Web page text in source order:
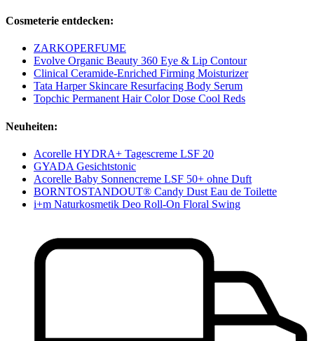
Cosmeterie entdecken:
ZARKOPERFUME
Evolve Organic Beauty 360 Eye & Lip Contour
Clinical Ceramide-Enriched Firming Moisturizer
Tata Harper Skincare Resurfacing Body Serum
Topchic Permanent Hair Color Dose Cool Reds
Neuheiten:
Acorelle HYDRA+ Tagescreme LSF 20
GYADA Gesichtstonic
Acorelle Baby Sonnencreme LSF 50+ ohne Duft
BORNTOSTANDOUT® Candy Dust Eau de Toilette
i+m Naturkosmetik Deo Roll-On Floral Swing